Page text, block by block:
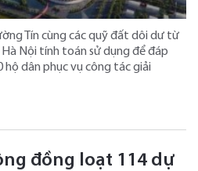
Tín cùng các quỹ đất dôi dư từ
Nội tính toán sử dụng để đáp
hộ dân phục vụ công tác giải
đồng loạt 114 dự